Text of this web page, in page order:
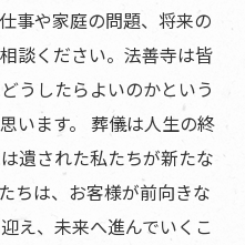
事や家庭の問題、将来の
談ください。法善寺は皆
うしたらよいのかという
います。 葬儀は人生の終
遺された私たちが新たな
ちは、お客様が前向きな
え、未来へ進んでいくこ